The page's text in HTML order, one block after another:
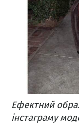
Ефектний
інстаграму